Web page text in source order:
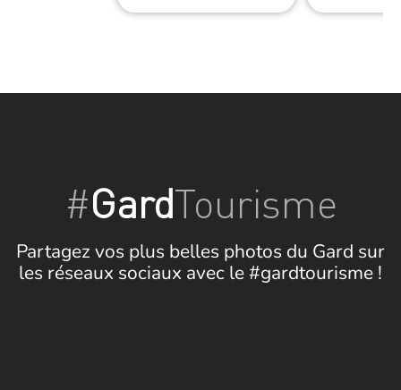
#GardTourisme
Partagez vos plus belles photos du Gard sur
les réseaux sociaux avec le #gardtourisme !